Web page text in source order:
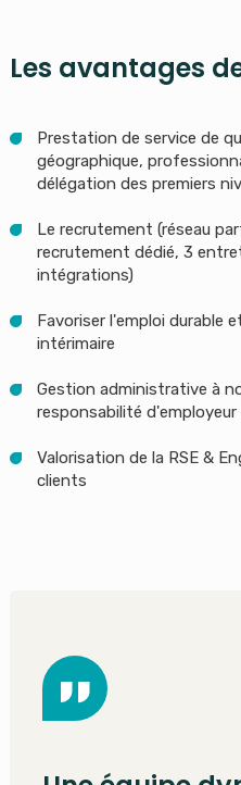
Les avantages
Prestation de service de
géographique,
délégation des premiers
Le recrutement (réseau
recrutement dédié, 3
intégrations)
Favoriser l'emploi durable
intérimaire
Gestion administrative à
responsabilité d'employeur
Valorisation de la RSE &
clients